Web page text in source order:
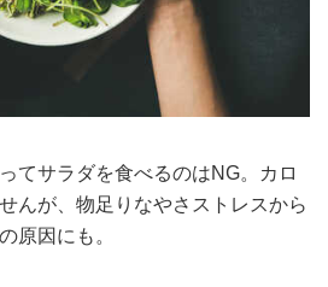
てサラダを食べるのはNG。カロ
んが、物足りなやさストレスから
原因にも。